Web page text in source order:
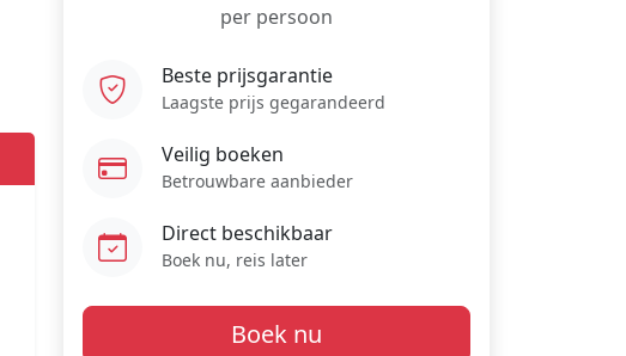
per persoon
Beste prijsgarantie
Laagste prijs gegarandeerd
Veilig boeken
Betrouwbare aanbieder
Direct beschikbaar
Boek nu, reis later
Boek nu